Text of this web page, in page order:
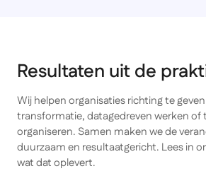
Resultaten uit de
Wij helpen organisaties richting te
transformatie, datagedreven werken
organiseren. Samen maken we de
duurzaam en resultaatgericht. Lees in
wat dat oplevert.